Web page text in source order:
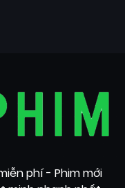
phí - Phim mới